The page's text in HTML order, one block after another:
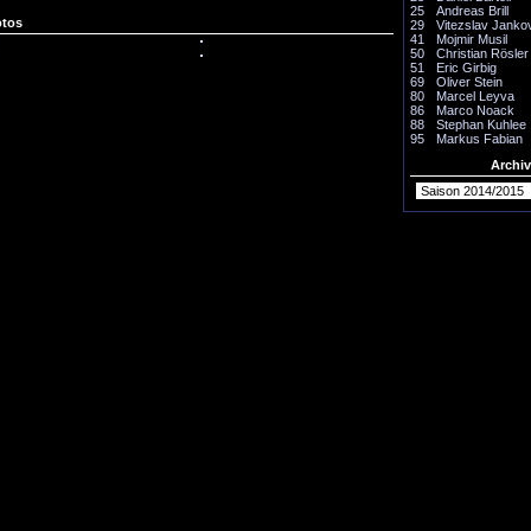
25
Andreas Brill
29
Vitezslav
41
Mojmir Musil
50
Christian Rösler
51
Eric Girbig
69
Oliver Stein
80
Marcel Leyva
86
Marco Noack
88
Stephan Kuhlee
95
Markus Fabian
Archiv